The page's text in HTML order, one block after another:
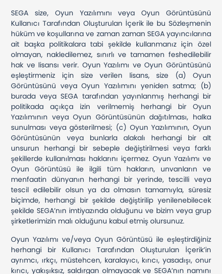
SEGA size, Oyun Yazılımını veya Oyun Görüntüsünü
Kullanıcı Tarafından Oluşturulan İçerik ile bu Sözleşmenin
hüküm ve koşullarına ve zaman zaman SEGA yayıncılarına
ait başka politikalara tabi şekilde kullanmanız için özel
olmayan, nakledilemez, sınırlı ve tamamen feshedilebilir
hak ve lisansı verir. Oyun Yazılımı ve Oyun Görüntüsünü
eşleştirmeniz için size verilen lisans, size (a) Oyun
Görüntüsünü veya Oyun Yazılımını yeniden satma; (b)
burada veya SEGA tarafından yayınlanmış herhangi bir
politikada açıkça izin verilmemiş herhangi bir Oyun
Yazılımının veya Oyun Görüntüsünün dağıtılması, halka
sunulması veya gösterilmesi; (c) Oyun Yazılımının, Oyun
Görüntüsünün veya bunlarla alakalı herhangi bir alt
unsurun herhangi bir sebeple değiştirilmesi veya farklı
şekillerde kullanılması haklarını içermez. Oyun Yazılımı ve
Oyun Görüntüsü ile ilgili tüm hakların, unvanların ve
menfaatin dünyanın herhangi bir yerinde, tescilli veya
tescil edilebilir olsun ya da olmasın tamamıyla, süresiz
biçimde, herhangi bir şekilde değiştirilip yenilenebilecek
şekilde SEGA’nın imtiyazında olduğunu ve bizim veya grup
şirketlerimizin malı olduğunu kabul etmiş olursunuz.
Oyun Yazılımı ve/veya Oyun Görüntüsü ile eşleştirdiğiniz
herhangi bir Kullanıcı Tarafından Oluşturulan İçerik’in
ayrımcı, ırkçı, müstehcen, karalayıcı, kırıcı, yasadışı, onur
kırıcı, yakışıksız, saldırgan olmayacak ve SEGA’nın namını